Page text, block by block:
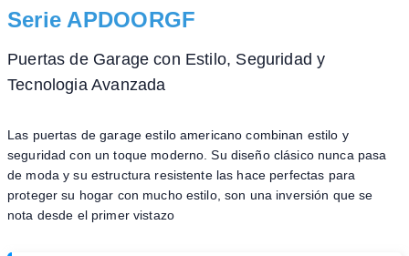
Serie APDOORGF
Puertas de Garage con Estilo, Seguridad y
Tecnologia Avanzada
Las puertas de garage estilo americano combinan estilo y
seguridad con un toque moderno. Su diseño clásico nunca pasa
de moda y su estructura resistente las hace perfectas para
proteger su hogar con mucho estilo, son una inversión que se
nota desde el primer vistazo